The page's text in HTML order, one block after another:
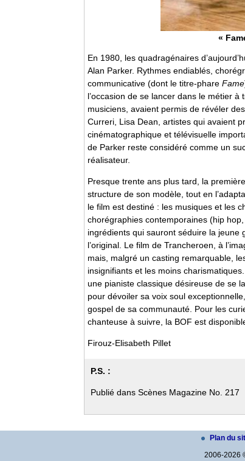
«
En 1980, les quadragénaires
Alan Parker. Rythmes endiablés,
communicative (dont le titre-phare Fame
l’occasion de se lancer dans le métier
musiciens, avaient permis de révéler
Curreri, Lisa Dean, artistes qui avaient
cinématographique et télévisuelle
de Parker reste considéré comme un
réalisateur.
Presque trente ans plus tard, la
structure de son modèle, tout en
le film est destiné : les musiques et les
chorégraphies contemporaines (hip
ingrédients qui sauront séduire la
l’original. Le film de Trancheroen, à
mais, malgré un casting remarquable,
insignifiants et les moins
une pianiste classique désireuse de se
pour dévoiler sa voix soul
gospel de sa communauté. Pour les
chanteuse à suivre, la BOF est
Firouz-Elisabeth Pillet
P.S. :
Publié dans Scènes Magazine No. 217
Plan du
2006-2026